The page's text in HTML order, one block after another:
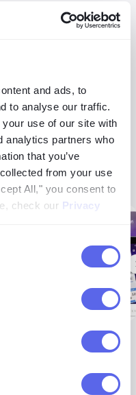
and ads, to
to analyse our traffic.
use of our site with
analytics partners who
that you’ve
from your use
All," you consent to
check our Privacy
для
він не такий
облич. Проте він
конкретний товар (із
або місця.